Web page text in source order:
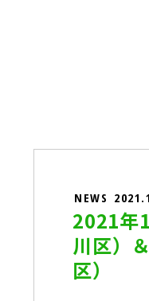
NEWS
2021年
川区）
区）